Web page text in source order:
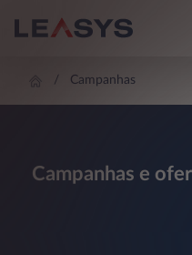
Campanhas
Campanhas e